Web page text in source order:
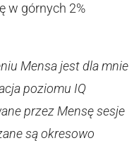
w górnych 2%
Mensa jest dla mnie
poziomu IQ
przez Mensę sesje
są okresowo